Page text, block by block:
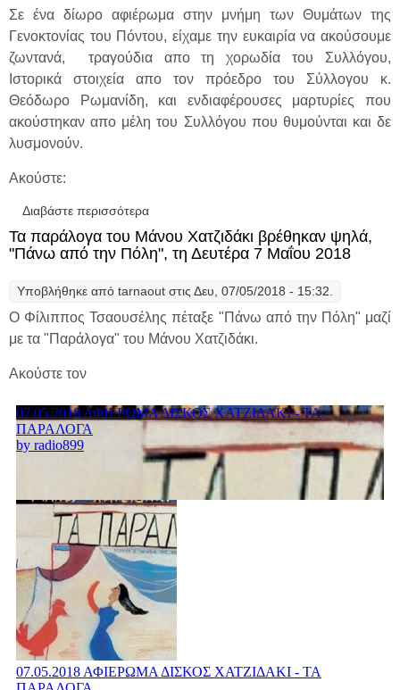
Σε ένα δίωρο αφιέρωμα στην μνήμη των Θυμάτων της
Γενοκτονίας του Πόντου, είχαμε την ευκαιρία να ακούσουμε
ζωντανά, τραγούδια απο τη χορωδία του Συλλόγου,
Ιστορικά στοιχεία απο τον πρόεδρο του Σύλλογου κ.
Θεόδωρο Ρωμανίδη, και ενδιαφέρουσες μαρτυρίες που
ακούστηκαν απο μέλη του Συλλόγου που θυμούνται και δε
λυσμονούν.
Ακούστε:
Διαβάστε περισσότερα
Γενοκτονία των Ποντίων που
πραγματοποιήθηκε " Πάνω από την Πόλη"
Τα παράλογα του Μάνου Χατζιδάκι βρέθηκαν ψηλά,
"Πάνω από την Πόλη", τη Δευτέρα 7 Μαΐου 2018
Υποβλήθηκε από tarnaout στις Δευ, 07/05/2018 - 15:32.
Ο Φίλιππος Τσαουσέλης πέταξε "Πάνω από την Πόλη" μαζί
με τα "Παράλογα" του Μάνου Χατζιδάκι.
Ακούστε τον